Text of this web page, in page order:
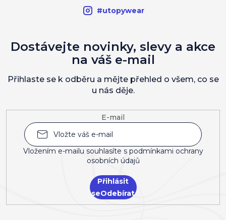
#utopywear
E-mail
Vložením e-mailu souhlasíte s podmínkami ochrany
osobních údajů
Přihlásit
se
Dostávejte novinky, slevy a akce
na váš e-mail
Přihlaste se k odběru a mějte přehled o všem, co se
u nás děje.